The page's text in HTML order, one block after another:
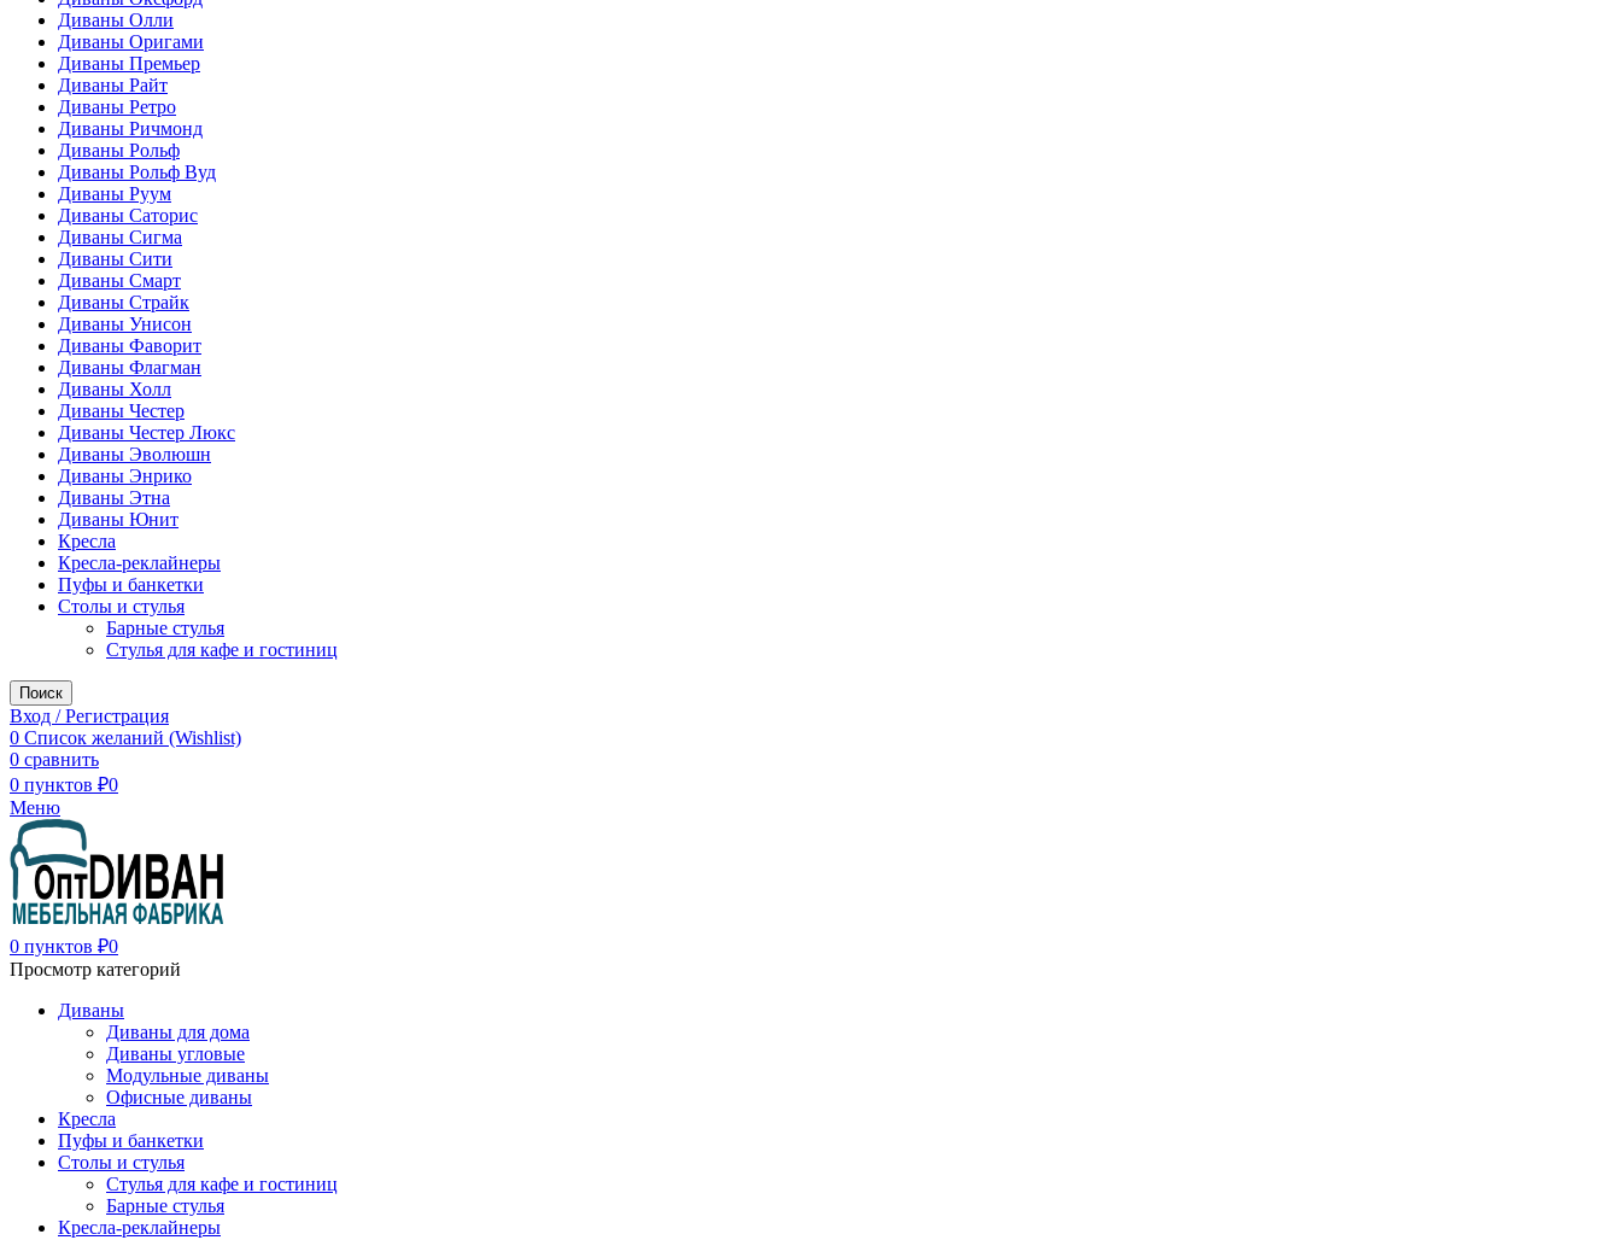
Диваны Олли
Диваны Оригами
Диваны Премьер
Диваны Райт
Диваны Ретро
Диваны Ричмонд
Диваны Рольф
Диваны Рольф Вуд
Диваны Руум
Диваны Саторис
Диваны Сигма
Диваны Сити
Диваны Смарт
Диваны Страйк
Диваны Унисон
Диваны Фаворит
Диваны Флагман
Диваны Холл
Диваны Честер
Диваны Честер Люкс
Диваны Эволюшн
Диваны Энрико
Диваны Этна
Диваны Юнит
Кресла
Кресла-реклайнеры
Пуфы и банкетки
Столы и стулья
Барные стулья
Стулья для кафе и гостиниц
Поиск
Вход / Регистрация
0 Список желаний (Wishlist)
0 сравнить
0 пунктов ₽0
Меню
0 пунктов ₽0
Просмотр категорий
Диваны
Диваны для дома
Диваны угловые
Модульные диваны
Офисные диваны
Кресла
Пуфы и банкетки
Столы и стулья
Стулья для кафе и гостиниц
Барные стулья
Кресла-реклайнеры